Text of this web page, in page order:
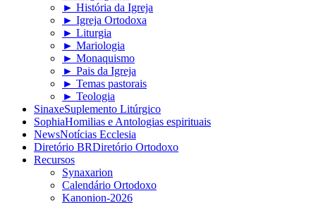
► História da Igreja
► Igreja Ortodoxa
► Liturgia
► Mariologia
► Monaquismo
► Pais da Igreja
► Temas pastorais
► Teologia
SinaxeSuplemento Litúrgico
SophiaHomilias e Antologias espirituais
NewsNotícias Ecclesia
Diretório BRDiretório Ortodoxo
Recursos
Synaxarion
Calendário Ortodoxo
Kanonion-2026